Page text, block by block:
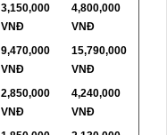
3,150,000
VNĐ
4,800,000
VNĐ
9,470,000
VNĐ
15,790,000
VNĐ
2,850,000
VNĐ
4,240,000
VNĐ